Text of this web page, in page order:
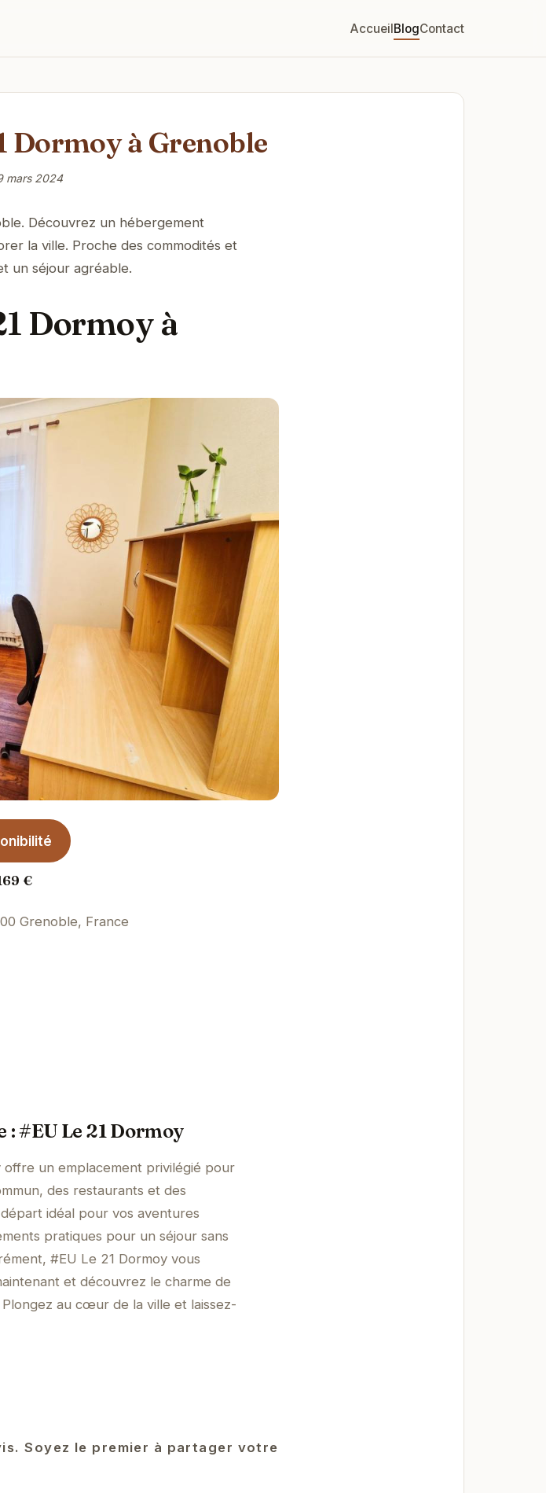
AccueilBlogContact
Dormoy à Grenoble
mars 2024
Découvrez un hébergement
la ville. Proche des commodités et
un séjour agréable.
Dormoy à
€
Grenoble, France
: #EU Le 21 Dormoy
offre un emplacement privilégié pour
des restaurants et des
idéal pour vos aventures
pratiques pour un séjour sans
#EU Le 21 Dormoy vous
et découvrez le charme de
au cœur de la ville et laissez-
Soyez le premier à partager votre